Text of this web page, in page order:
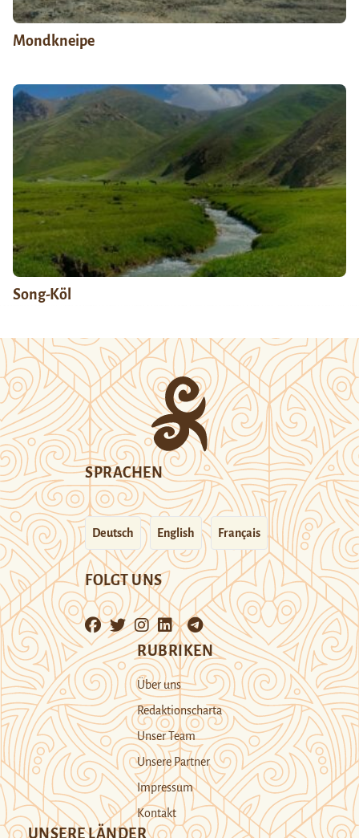
Mondkneipe
Song-Köl
SPRACHEN
Deutsch English Français
FOLGT UNS
RUBRIKEN
Über uns
Redaktionscharta
Unser Team
Unsere Partner
Impressum
Kontakt
UNSERE LÄNDER